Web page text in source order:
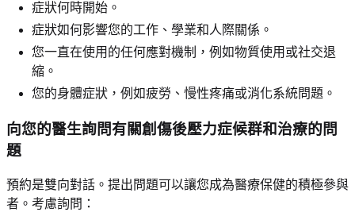
症狀何時開始。
症狀如何影響您的工作、學業和人際關係。
您一直在使用的任何應對機制，例如物質使用或社交退
縮。
您的身體症狀，例如疲勞、慢性疼痛或消化系統問題。
向您的醫生詢問有關創傷後壓力症候群和治療的問
題
預約是雙向對話。提出問題可以讓您成為醫療保健的積極參與
者。考慮詢問：